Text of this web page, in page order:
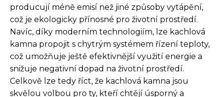
producují méně emisí než jiné způsoby vytápění,
což je ekologicky přínosné pro životní prostředí.
Navíc, díky moderním technologiím, lze kachlová
kamna propojit s chytrým systémem řízení teploty,
což umožňuje ještě efektivnější využití energie a
snižuje negativní dopad na životní prostředí.
Celkově lze tedy říct, že kachlová kamna jsou
skvělou volbou pro ty, kteří chtějí úsporný a